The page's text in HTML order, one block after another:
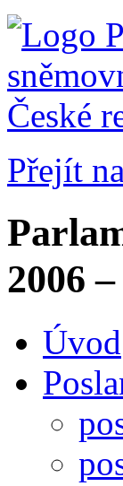
Přejít
2006
Úvod